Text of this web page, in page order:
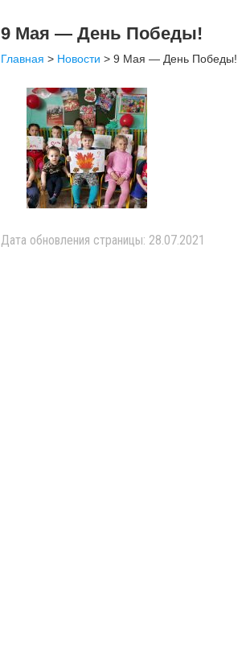
9 Мая — День Победы!
Главная > Новости > 9 Мая — День Победы!
Дата обновления страницы: 28.07.2021